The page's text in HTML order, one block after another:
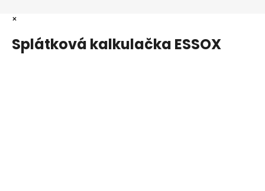
×
Splátková kalkulačka ESSOX